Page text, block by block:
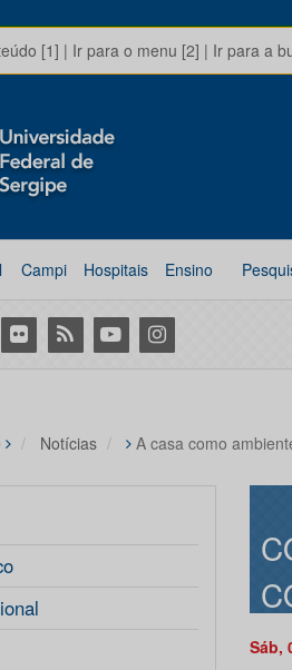
[1] | Ir para o menu [2] | Ir para a
Campi Hospitais Ensino
Flickr RSS YoutubeInstagram
Notícias A casa como
Sáb,